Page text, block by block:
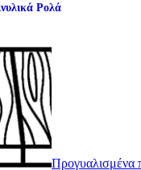
Ρολά
Προγυαλισμένα